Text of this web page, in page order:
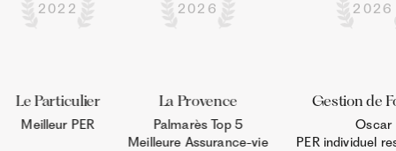
2022
Le Particulier
Meilleur PER
2026
La Provence
Palmarès Top 5
Meilleure Assurance-vie
2026
Gestion de
Oscar
PER individuel